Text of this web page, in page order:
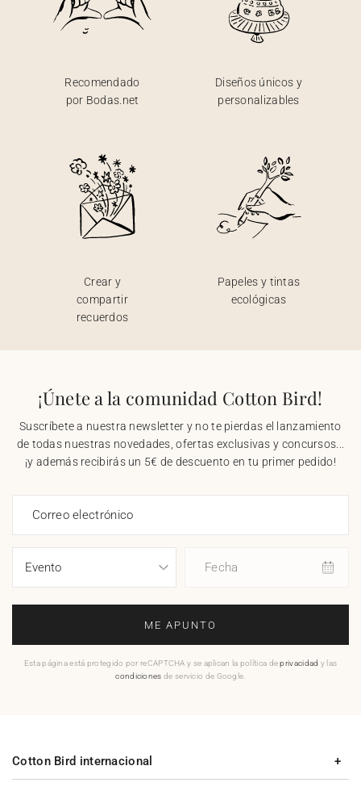
Recomendado
por Bodas.net
Diseños únicos y
personalizables
Crear y
compartir
recuerdos
Papeles y tintas
ecológicas
¡Únete a la comunidad Cotton Bird!
Suscríbete a nuestra newsletter y no te pierdas el lanzamiento
de todas nuestras novedades, ofertas exclusivas y concursos...
¡y además recibirás un 5€ de descuento en tu primer pedido!
Correo electrónico
Fecha
ME APUNTO
Esta página está protegido por reCAPTCHA y se aplican la política deprivacidad y las
condiciones de servicio de Google.
Cotton Bird internacional